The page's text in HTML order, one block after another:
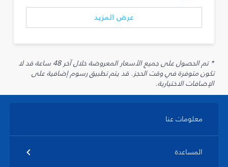
عرض المزيد
* تم الحصول على جميع الأسعار المعروضة خلال آخر 48 ساعة قد لا
تكون متوفرة في وقت الحجز. قد يتم تطبيق رسوم إضافية على
الإضافات الاختيارية.
معلومات عنا
المساعدة